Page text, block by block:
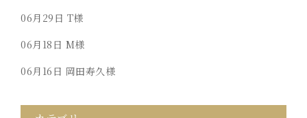
06月29日 T様
06月18日 M様
06月16日 岡田寿久様